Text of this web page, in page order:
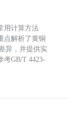
用计算方法
点解析了黄铜
异，并提供实
考GB/T 4423-